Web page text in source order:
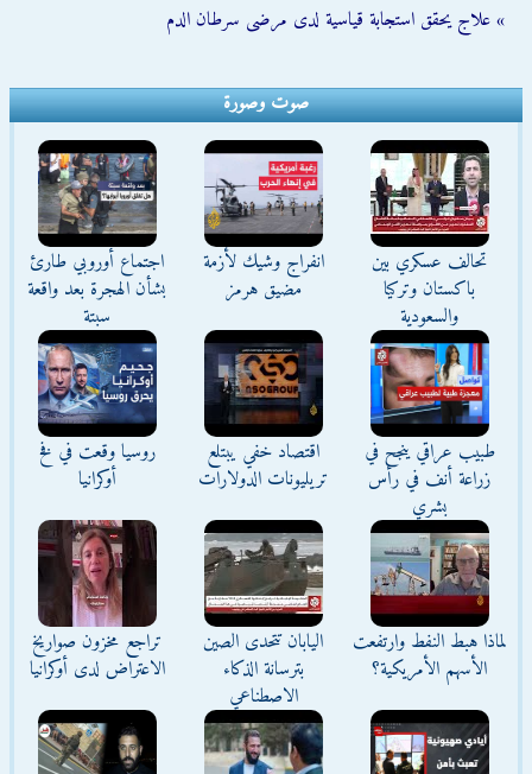
» علاج يحقق استجابة قياسية لدى مرضى سرطان الدم
صوت وصورة
تحالف عسكري بين
باكستان وتركيا
والسعودية
انفراج وشيك لأزمة
مضيق هرمز
اجتماع أوروبي طارئ
بشأن الهجرة بعد واقعة
سبتة
طبيب عراقي ينجح في
زراعة أنف في رأس
بشري
اقتصاد خفي يبتلع
تريليونات الدولارات
روسيا وقعت في فخ
أوكرانيا
لماذا هبط النفط وارتفعت
الأسهم الأمريكية؟
اليابان تتحدى الصين
بترسانة الذكاء
الاصطناعي
تراجع مخزون صواريخ
الاعتراض لدى أوكرانيا